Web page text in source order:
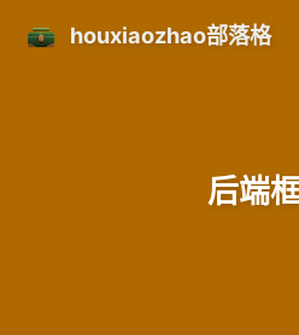
houxiaozhao部落格
后端